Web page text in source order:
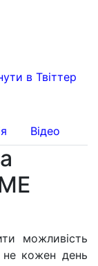
в Твіттер
Відео
можливість
кожен день